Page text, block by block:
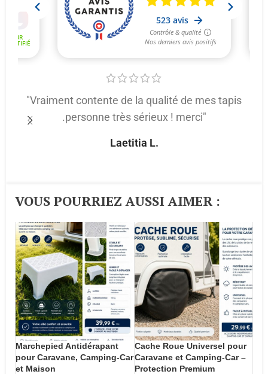
"Vraiment contente de la qualité de mes tapis
.personne très sérieux ! merci"
Laetitia L.
VOUS POURRIEZ AUSSI AIMER :​
Marchepied Antidérapant
pour Caravane, Camping-Car
et Maison
Cache Roue Universel pour
Caravane et Camping-Car –
Protection Premium